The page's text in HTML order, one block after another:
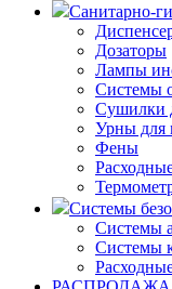
Санитарно-
Дозаторы
Лампы
Системы
Сушилки
Урны для
Фены
Системы
Системы
Системы